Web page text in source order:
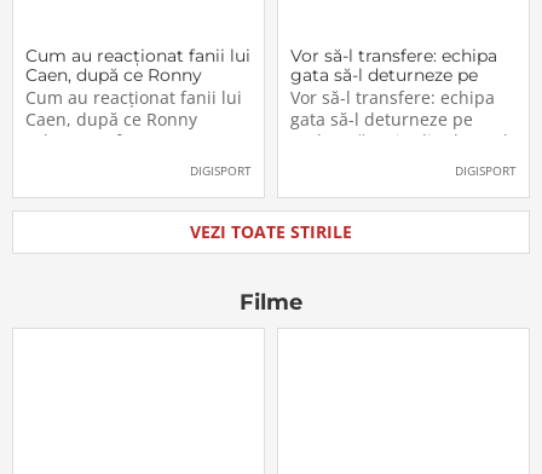
Cum au reacționat fanii lui
Caen, după ce Ronny
Labonne a fost prezentat
oficial la FCSB
Cum au reacționat fanii lui
Caen, după ce Ronny
Labonne a fost prezentat
DIGISPORT
Vor să-l transfere: echipa
gata să-l deturneze pe
Radu Drăgușin din drumul
către Juventus!
Vor să-l transfere: echipa
gata să-l deturneze pe
Radu Drăgușin din drumul
DIGISPORT
VEZI TOATE STIRILE
Filme